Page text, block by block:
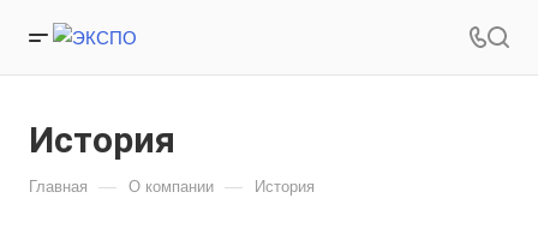
История
Главная — О компании — История